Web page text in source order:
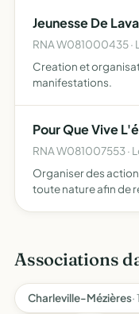
Jeunesse De
RNA W081000435 ·
Creation et
manifestations.
Pour Que Vive
RNA W081007553 ·
Organiser des
toute nature afin de
Associations
Charleville-Mézières